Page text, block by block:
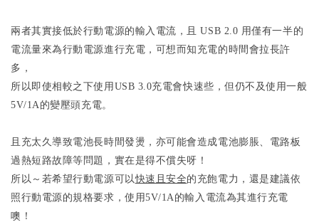
兩者其實接低於行動電源的輸入電流，且 USB 2.0 用僅有一半的
電流量來為行動電源進行充電，可想而知充電的時間會拉長許
多，
所以即使相較之下使用USB 3.0充電會快速些，但仍不及使用一般
5V/1A的變壓頭充電。
且充太久導致電池長時間發燙，亦可能會造成電池膨脹、電路板
過熱短路故障等問題，實在是得不償失呀！
所以～若希望行動電源可以快速且安全的充飽電力，還是建議依
照行動電源的規格要求，使用5V/1A的輸入電流為其進行充電
噢！